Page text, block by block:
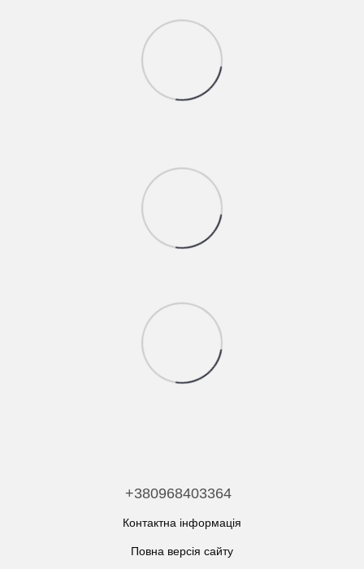
+380968403364
Контактна інформація
Повна версія сайту